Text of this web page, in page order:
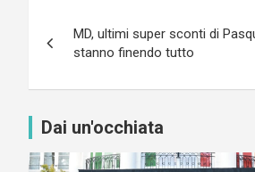
articoli
MD, ultimi super sconti di
stanno finendo tutto
Dai un'occhiata